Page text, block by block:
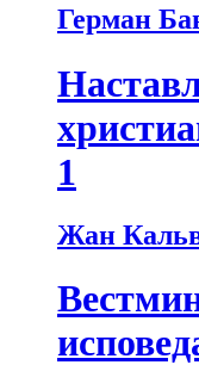
Герман
1
Жан